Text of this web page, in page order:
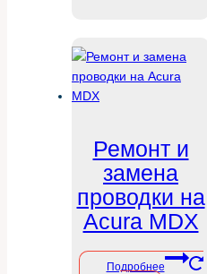
Ремонт и
замена
проводки на
Acura MDX
Подробнее